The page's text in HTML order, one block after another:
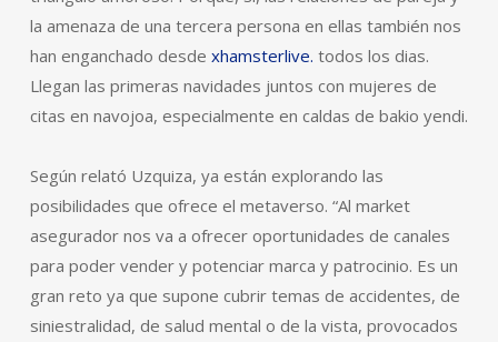
la amenaza de una tercera persona en ellas también nos
han enganchado desde xhamsterlive. todos los dias.
Llegan las primeras navidades juntos con mujeres de
citas en navojoa, especialmente en caldas de bakio yendi.
Según relató Uzquiza, ya están explorando las
posibilidades que ofrece el metaverso. “Al market
asegurador nos va a ofrecer oportunidades de canales
para poder vender y potenciar marca y patrocinio. Es un
gran reto ya que supone cubrir temas de accidentes, de
siniestralidad, de salud mental o de la vista, provocados